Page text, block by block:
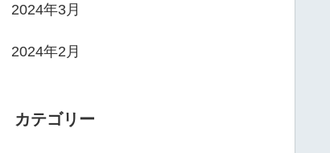
2024年3月
2024年2月
カテゴリー